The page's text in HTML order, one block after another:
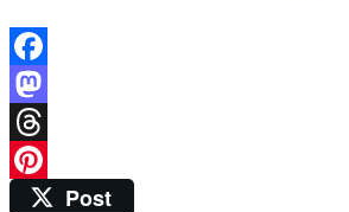
Facebook
Mastodon
Threads
PinterestPost